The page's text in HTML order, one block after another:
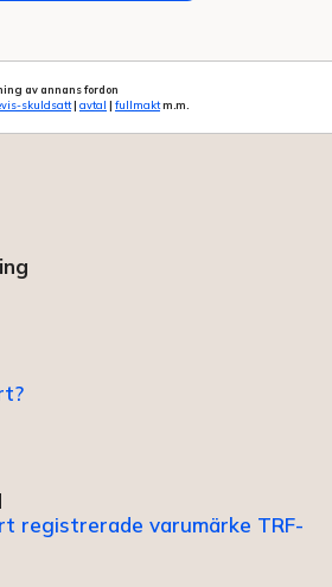
av annans fordon
skuldsatt| avtal | fullmaktm.m.
registrerade varumärke TRF-